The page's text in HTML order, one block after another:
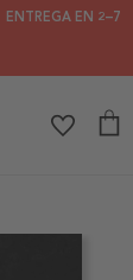
EN 2–7